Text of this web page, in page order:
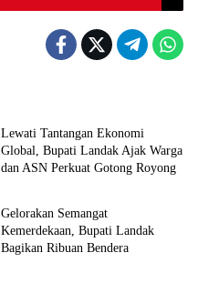
Lewati Tantangan Ekonomi
Global, Bupati Landak Ajak Warga
dan ASN Perkuat Gotong Royong
Pemerintahan dan Politik
Gelorakan Semangat
Kemerdekaan, Bupati Landak
Bagikan Ribuan Bendera
Pemerintahan dan Politik